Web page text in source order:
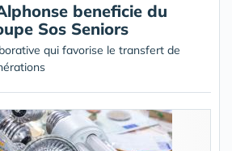
beneficie du
Sos Seniors
qui favorise le transfert de